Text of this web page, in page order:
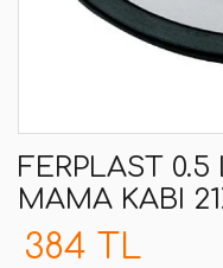
FERPLAST
MAMA KABI
384 TL